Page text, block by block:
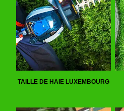
TAILLE DE HAIE LUXEMBOURG